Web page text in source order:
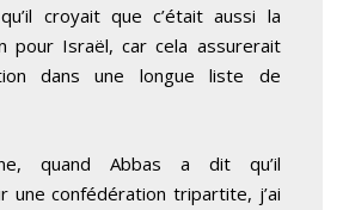
croyait que c’était aussi la
pour Israël, car cela assurerait
dans une longue liste de
quand Abbas a dit qu’il
une confédération tripartite, j’ai